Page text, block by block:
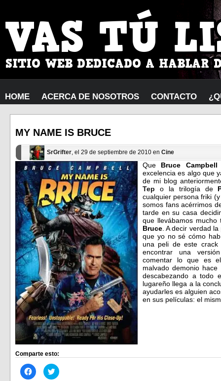
HOME ACERCA DE NOSOTROS CONTACTO
MY NAME IS BRUCE
SrGrifter, el 29 de septiembre de 2010 en Cine
Que Bruce Campbell
excelencia es algo que
de mi blog
Tep o la trilogía de
cualquier persona friki
somos fans acérrimos
tarde en su casa
que llevábamos
Bruce. A decir verdad
que yo no sé cómo
una peli de este crack
encontrar una
comentar lo que es
malvado demonio
descabezando a todo
lugareño llega a la
ayudarles es alguien
en sus películas: el
Comparte esto:
Haz
clic
Haz
clic